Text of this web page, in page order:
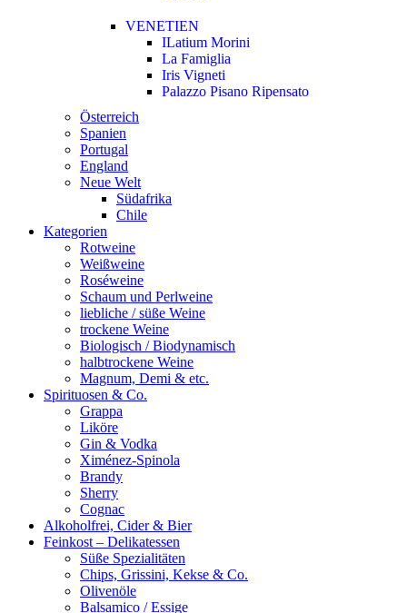
VENETIEN
ILatium Morini
La Famiglia
Iris Vigneti
Palazzo Pisano Ripensato
Österreich
Spanien
Portugal
England
Neue Welt
Südafrika
Chile
Kategorien
Rotweine
Weißweine
Roséweine
Schaum und Perlweine
liebliche / süße Weine
trockene Weine
Biologisch / Biodynamisch
halbtrockene Weine
Magnum, Demi & etc.
Spirituosen & Co.
Grappa
Liköre
Gin & Vodka
Ximénez-Spinola
Brandy
Sherry
Cognac
Alkoholfrei, Cider & Bier
Feinkost – Delikatessen
Süße Spezialitäten
Chips, Grissini, Kekse & Co.
Olivenöle
Balsamico / Essige